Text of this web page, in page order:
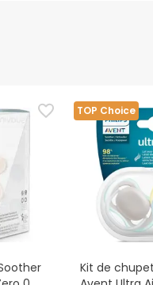
a trabalhar nisso.
devolver o produto
TOP Choice
Kit de